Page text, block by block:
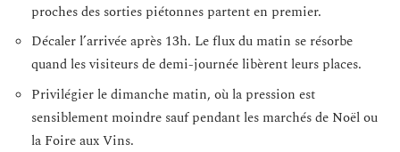
proches des sorties piétonnes partent en premier.
Décaler l’arrivée après 13h. Le flux du matin se résorbe
quand les visiteurs de demi-journée libèrent leurs places.
Privilégier le dimanche matin, où la pression est
sensiblement moindre sauf pendant les marchés de Noël ou
la Foire aux Vins.